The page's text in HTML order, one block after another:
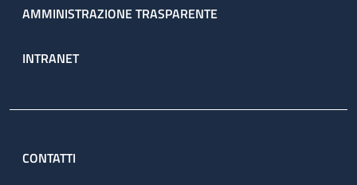
AMMINISTRAZIONE TRASPARENTE
INTRANET
CONTATTI